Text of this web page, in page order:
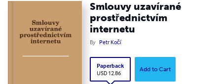
Smlouvy uzavírané
prostřednictvím
internetu
By Petr Kočí
Paperback
USD 12.86
Add to Cart